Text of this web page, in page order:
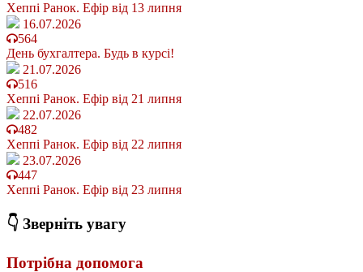
Хеппі Ранок. Ефір від 13 липня
16.07.2026
564
День бухгалтера. Будь в курсі!
21.07.2026
516
Хеппі Ранок. Ефір від 21 липня
22.07.2026
482
Хеппі Ранок. Ефір від 22 липня
23.07.2026
447
Хеппі Ранок. Ефір від 23 липня
👇 Зверніть увагу
Потрібна допомога